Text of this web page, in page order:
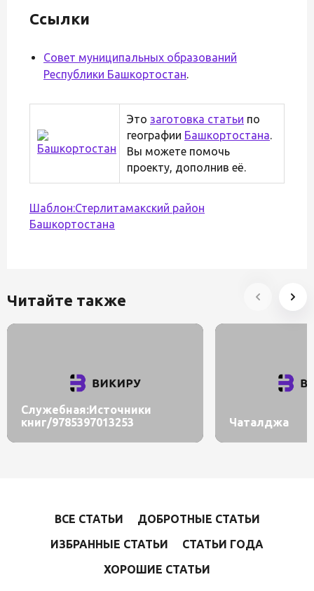
Ссылки
Совет муниципальных образований
Республики Башкортостан.
Это заготовка статьи по
географии Башкортостана.
Вы можете помочь
проекту, дополнив её.
Шаблон:Стерлитамакский район
Башкортостана
Читайте также
Служебная:Источники
книг/9785397013253
Чаталджа
ВСЕ СТАТЬИ
ДОБРОТНЫЕ СТАТЬИ
ИЗБРАННЫЕ СТАТЬИ
СТАТЬИ ГОДА
ХОРОШИЕ СТАТЬИ